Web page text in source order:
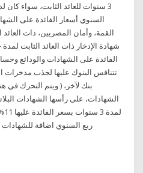
3 سنوات للعائد الثابت، سواء كان
السنوي أسعار الفائدة على
شهادة الإدخار ذات العائد الثابت
الفائدة على الشهادات والودائع
تتنافس البنوك عليها لجذب مدخرات
بنك لآخر، ( ويتم التحرك في
الشهادات، على رأسها الشهادات
ربع السنوي اضافة للشهادات